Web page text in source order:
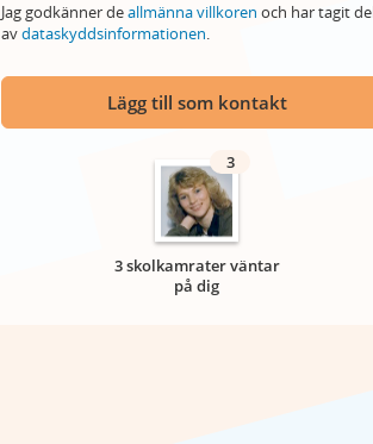
Jag godkänner deallmänna villkoren och har tagit
avdataskyddsinformationen.
Lägg till som kontakt
3
3 skolkamrater väntar
på dig